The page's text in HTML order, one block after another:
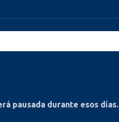
pausada durante esos días.